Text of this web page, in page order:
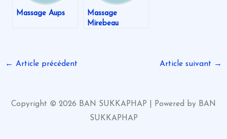
Massage Aups
Massage
Mirebeau
← Article précédent Article suivant →
Copyright © 2026 BAN SUKKAPHAP | Powered by BAN
SUKKAPHAP